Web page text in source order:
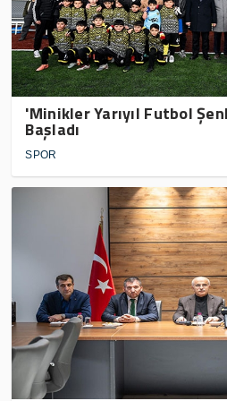
'Minikler Yarıyıl Futbol
Başladı
SPOR